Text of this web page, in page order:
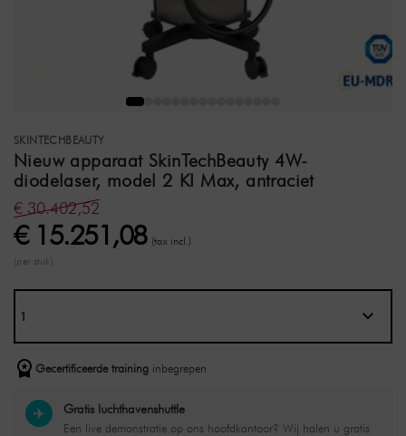
SKINTECHBEAUTY
Nieuw apparaat SkinTechBeauty 4W-
diodelaser, model 2 KI Max, antraciet
€ 30.402,52
€ 15.251,08 (tax incl.)
(per stuk)
Gecertificeerde training inbegrepen
✈️
Gratis luchthavenshuttle
Een live demonstratie op ons hoofdkantoor? Wij halen u gratis